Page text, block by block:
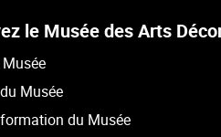
le Musée des Arts
Musée
du Musée